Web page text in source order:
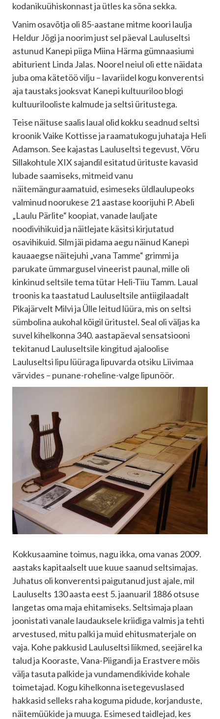
kodanikuühiskonnast ja ütles ka sõna sekka.
Vanim osavõtja oli 85-aastane mitme koori laulja
Heldur Jõgi ja noorim just sel päeval Lauluseltsi
astunud Kanepi piiga Miina Härma gümnaasiumi
abiturient Linda Jalas. Noorel neiul oli ette näidata
juba oma kätetöö vilju – lavariidel kogu konverentsi
aja taustaks jooksvat Kanepi kultuuriloo blogi
kultuurilooliste kalmude ja seltsi üritustega.
Teise näituse saalis laual olid kokku seadnud seltsi
kroonik Vaike Kottisse ja raamatukogu juhataja Heli
Adamson. See kajastas Lauluseltsi tegevust, Võru
Sillakohtule XIX sajandil esitatud ürituste kavasid
lubade saamiseks, mitmeid vanu
näitemänguraamatuid, esimeseks üldlaulupeoks
valminud noorukese 21 aastase koorijuhi P. Abeli
„Laulu Pärlite“ koopiat, vanade lauljate
noodivihikuid ja näitlejate käsitsi kirjutatud
osavihikuid. Silm jäi pidama aegu näinud Kanepi
kauaaegse näitejuhi „vana Tamme“ grimmi ja
parukate ümmargusel vineerist paunal, mille oli
kinkinud seltsile tema tütar Heli-Tiiu Tamm. Laual
troonis ka taastatud Lauluseltsile antiigilaadalt
Pikajärvelt Milvi ja Ülle leitud lüüra, mis on seltsi
sümbolina aukohal kõigil üritustel. Seal oli väljas ka
suvel kihelkonna 340. aastapäeval sensatsiooni
tekitanud Lauluseltsile kingitud ajaloolise
Lauluseltsi lipu lüüraga lipuvarda otsiku Liivimaa
värvides – punane-roheline-valge lipunöör.
Kokkusaamine toimus, nagu ikka, oma vanas 2009.
aastaks kapitaalselt uue kuue saanud seltsimajas.
Juhatus oli konverentsi paigutanud just ajale, mil
Lauluselts 130 aasta eest 5. jaanuaril 1886 otsuse
langetas oma maja ehitamiseks. Seltsimaja plaan
joonistati vanale laudauksele kriidiga valmis ja tehti
arvestused, mitu palki ja muid ehitusmaterjale on
vaja. Kohe pakkusid Lauluseltsi liikmed, seejärel ka
talud ja Kooraste, Vana-Piigandi ja Erastvere mõis
välja tasuta palkide ja vundamendikivide kohale
toimetajad. Kogu kihelkonna isetegevuslased
hakkasid selleks raha koguma pidude, korjanduste,
näitemüükide ja muuga. Esimesed taidlejad, kes